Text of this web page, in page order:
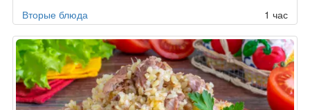
Вторые блюда 1 час